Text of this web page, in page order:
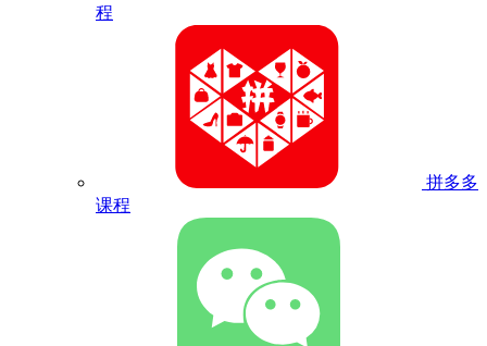
程
拼多多
课程